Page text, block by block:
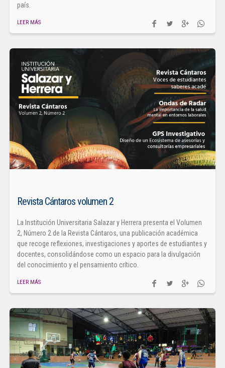
país.
LEER MÁS
Revista Cántaros volumen 2
La Institución Universitaria Salazar y Herrera presenta el Volumen
2, Número 2 de la Revista Cántaros, una publicación académica
que recoge reflexiones, investigaciones y aportes de estudiantes y
docentes, consolidándose como un espacio para la divulgación
del conocimiento y el pensamiento crítico.
LEER MÁS